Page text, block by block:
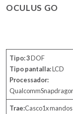
OCULUS GO
Tipo: 3DOF
Tipo pantalla:LCD
Processador:
Trae:Casco1x